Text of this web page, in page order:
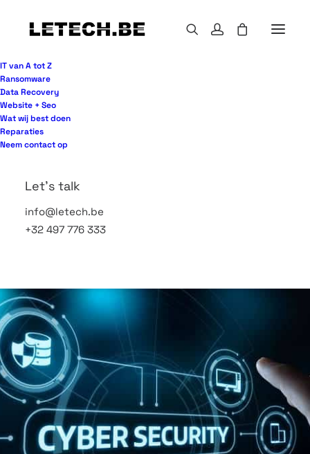
IT van A tot Z
Ransomware
Data Recovery
Website + Seo
Wat wij best doen
Reparaties
Neem contact op
Let's talk
info@letech.be
+32 497 776 333
Officiele Apple Reseller